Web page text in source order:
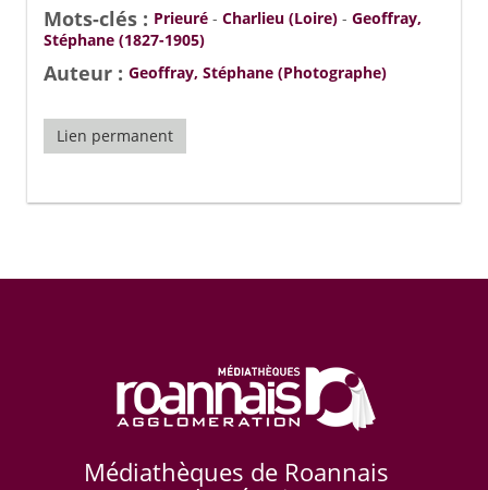
Mots-clés : Prieuré - Charlieu (Loire) - Geoffray,
Stéphane (1827-1905)
Auteur : Geoffray, Stéphane (Photographe)
Lien permanent
Médiathèques de Roannais